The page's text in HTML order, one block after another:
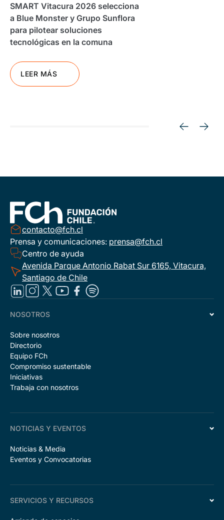
SMART Vitacura 2026 selecciona
a Blue Monster y Grupo Sunflora
para pilotear soluciones
tecnológicas en la comuna
LEER MÁS
contacto@fch.cl
Prensa y comunicaciones: prensa@fch.cl
Centro de ayuda
Avenida Parque Antonio Rabat Sur 6165, Vitacura,
Santiago de Chile
NOSOTROS
Sobre nosotros
Directorio
Equipo FCh
Compromiso sustentable
Iniciativas
Trabaja con nosotros
NOTICIAS Y EVENTOS
Noticias & Media
Eventos y Convocatorias
SERVICIOS Y RECURSOS